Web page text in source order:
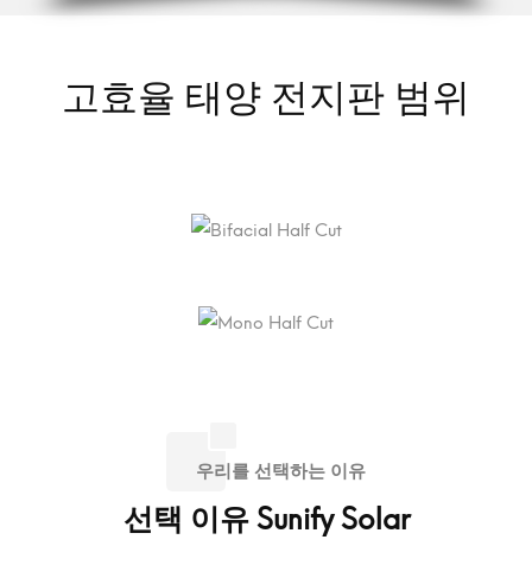
고효율 태양 전지판 범위
우리를 선택하는 이유
선택 이유 Sunify Solar